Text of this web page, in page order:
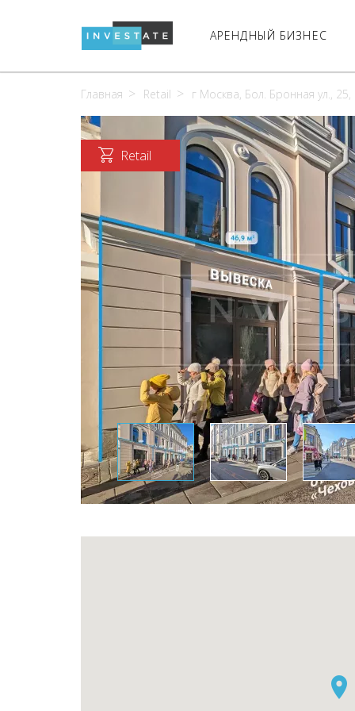
АРЕНДНЫЙ БИЗНЕС
Главная Retail г Москва, Бол. Бронная ул., 25,
Retail